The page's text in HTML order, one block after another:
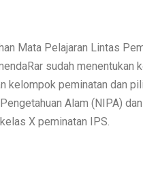
Mata Pelajaran Lintas
sudah
kelompok peminatan dan
Alam (NIPA)
X peminatan IPS.